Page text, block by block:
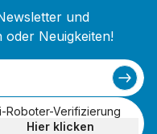
und
oder Neuigkeiten!
Roboter-Verifizierung
Hier klicken